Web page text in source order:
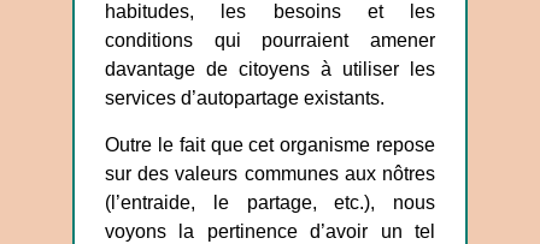
habitudes, les besoins et les
conditions qui pourraient amener
davantage de citoyens à utiliser les
services d’autopartage existants.
Outre le fait que cet organisme repose
sur des valeurs communes aux nôtres
(l’entraide, le partage, etc.), nous
voyons la pertinence d’avoir un tel